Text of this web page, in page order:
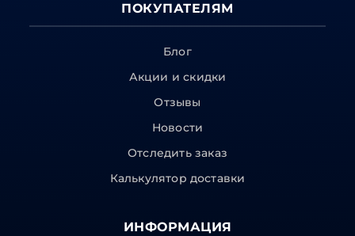
ПОКУПАТЕЛЯМ
Блог
Акции и скидки
Отзывы
Новости
Отследить заказ
Калькулятор доставки
ИНФОРМАЦИЯ